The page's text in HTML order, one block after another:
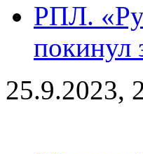
РПЛ.
покинул
25.9.2023,